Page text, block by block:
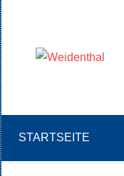
Zum
Inhalt
springen
STARTSEITE